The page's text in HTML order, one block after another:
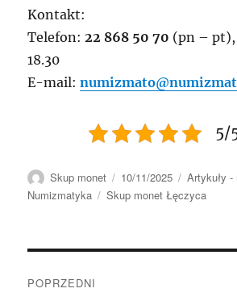
Kontakt:
Telefon:22 868 50 70 (pn – pt),
18.30
E-mail:
5/
Autor
Skup monet
Data
publikacji
10/11/2025 Kategorie
Artykuły
Numizmatyka
Tagi
Skup monet Łęczyca
POPRZEDNI